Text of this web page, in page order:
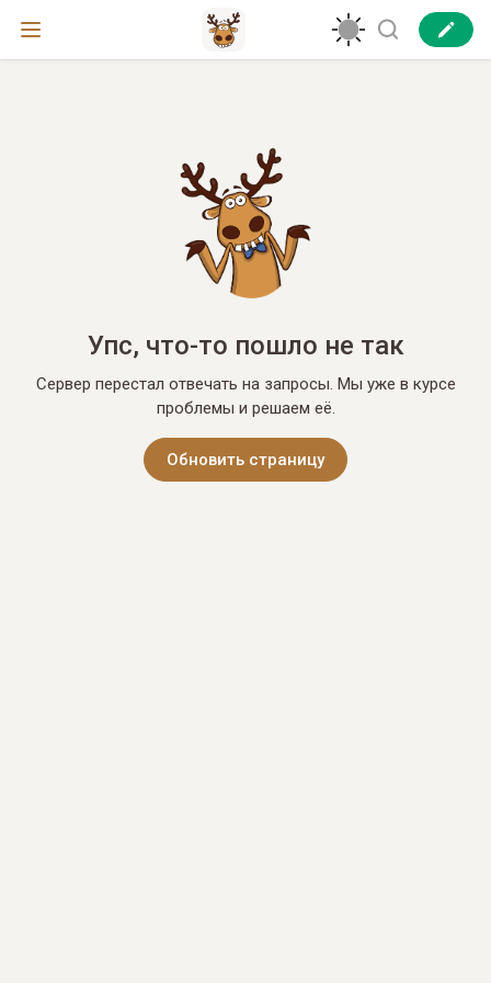
Упс, что-то пошло не так
Сервер перестал отвечать на запросы. Мы уже в курсе
проблемы и решаем её.
Обновить страницу